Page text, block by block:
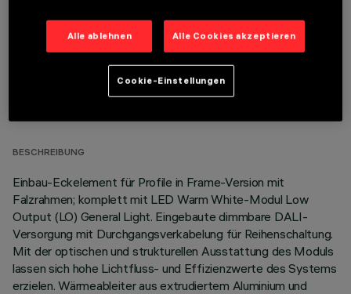
TECHNISCHE DATEN
BESCHREIBUNG
Einbau-Eckelement für Profile in Frame-Version mit
Falzrahmen; komplett mit LED Warm White-Modul Low
Output (LO) General Light. Eingebaute dimmbare DALI-
Versorgung mit Durchgangsverkabelung für Reihenschaltung.
Mit der optischen und strukturellen Ausstattung des Moduls
lassen sich hohe Lichtfluss- und Effizienzwerte des Systems
erzielen. Wärmeableiter aus extrudiertem Aluminium und
Alle ablehnen Alle Cookies akzeptieren
Cookie-Einstellungen